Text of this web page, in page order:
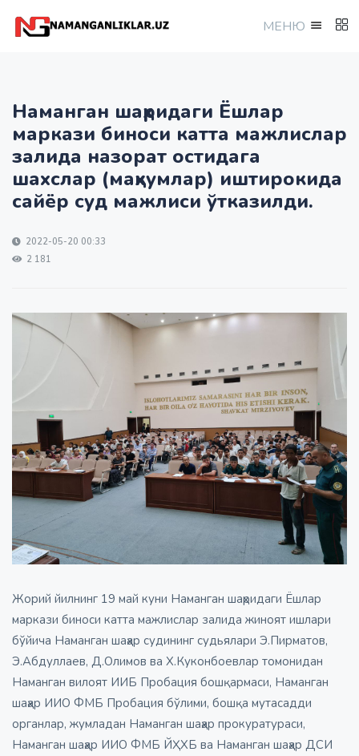
МEНЮ
Наманган шаҳридаги Ёшлар
маркази биноси катта мажлислар
залида назорат остидага
шахслар (маҳкумлар) иштирокида
сайёр суд мажлиси ўтказилди.
2022-05-20 00:33
2 181
Жорий йилнинг 19 май куни Наманган шаҳридаги Ёшлар
маркази биноси катта мажлислар залида жиноят ишлари
бўйича Наманган шаҳар судининг судьялари Э.Пирматов,
Э.Абдуллаев, Д.Олимов ва Х.Куконбоевлар томонидан
Наманган вилоят ИИБ Пробация бошқармаси, Наманган
шаҳар ИИО ФМБ Пробация бўлими, бошқа мутасадди
органлар, жумладан Наманган шаҳар прокуратураси,
Наманган шаҳар ИИО ФМБ ЙҲХБ ва Наманган шаҳар ДСИ